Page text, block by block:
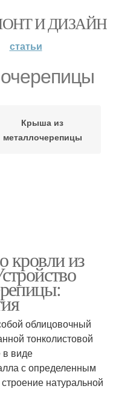
И ДИЗАЙН
статьи
Крыша из
металлочерепицы
кровли из
облицовочный
тонколистовой
в виде
с определенным
натуральной